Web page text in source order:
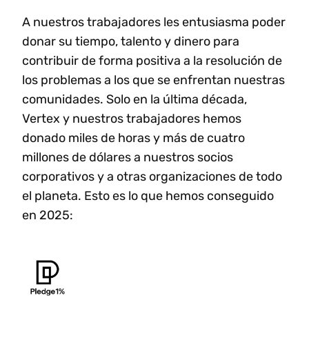
A nuestros trabajadores les entusiasma poder
donar su tiempo, talento y dinero para
contribuir de forma positiva a la resolución de
los problemas a los que se enfrentan nuestras
comunidades. Solo en la última década,
Vertex y nuestros trabajadores hemos
donado miles de horas y más de cuatro
millones de dólares a nuestros socios
corporativos y a otras organizaciones de todo
el planeta. Esto es lo que hemos conseguido
en 2025: